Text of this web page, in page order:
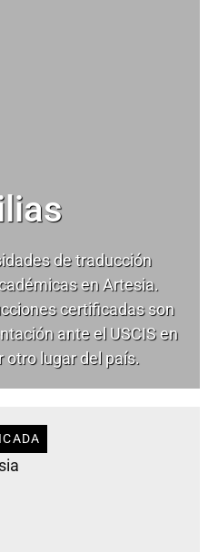
detraducción
en Artesia.
certificadas son
ante el USCIS en
otro lugar del país.